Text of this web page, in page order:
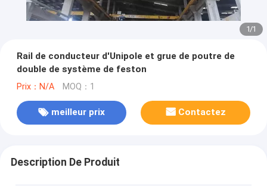
1/1
Rail de conducteur d'Unipole et grue de poutre de
double de système de feston
Prix：N/A MOQ：1
meilleur prix Contactez
Description De Produit